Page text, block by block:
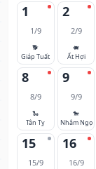
1
1/9
🐕
Giáp Tuất
2
2/9
🐖
Ất Hợi
8
8/9
🐍
Tân Tỵ
9
9/9
🐎
Nhâm Ngọ
15
15/9
16
16/9